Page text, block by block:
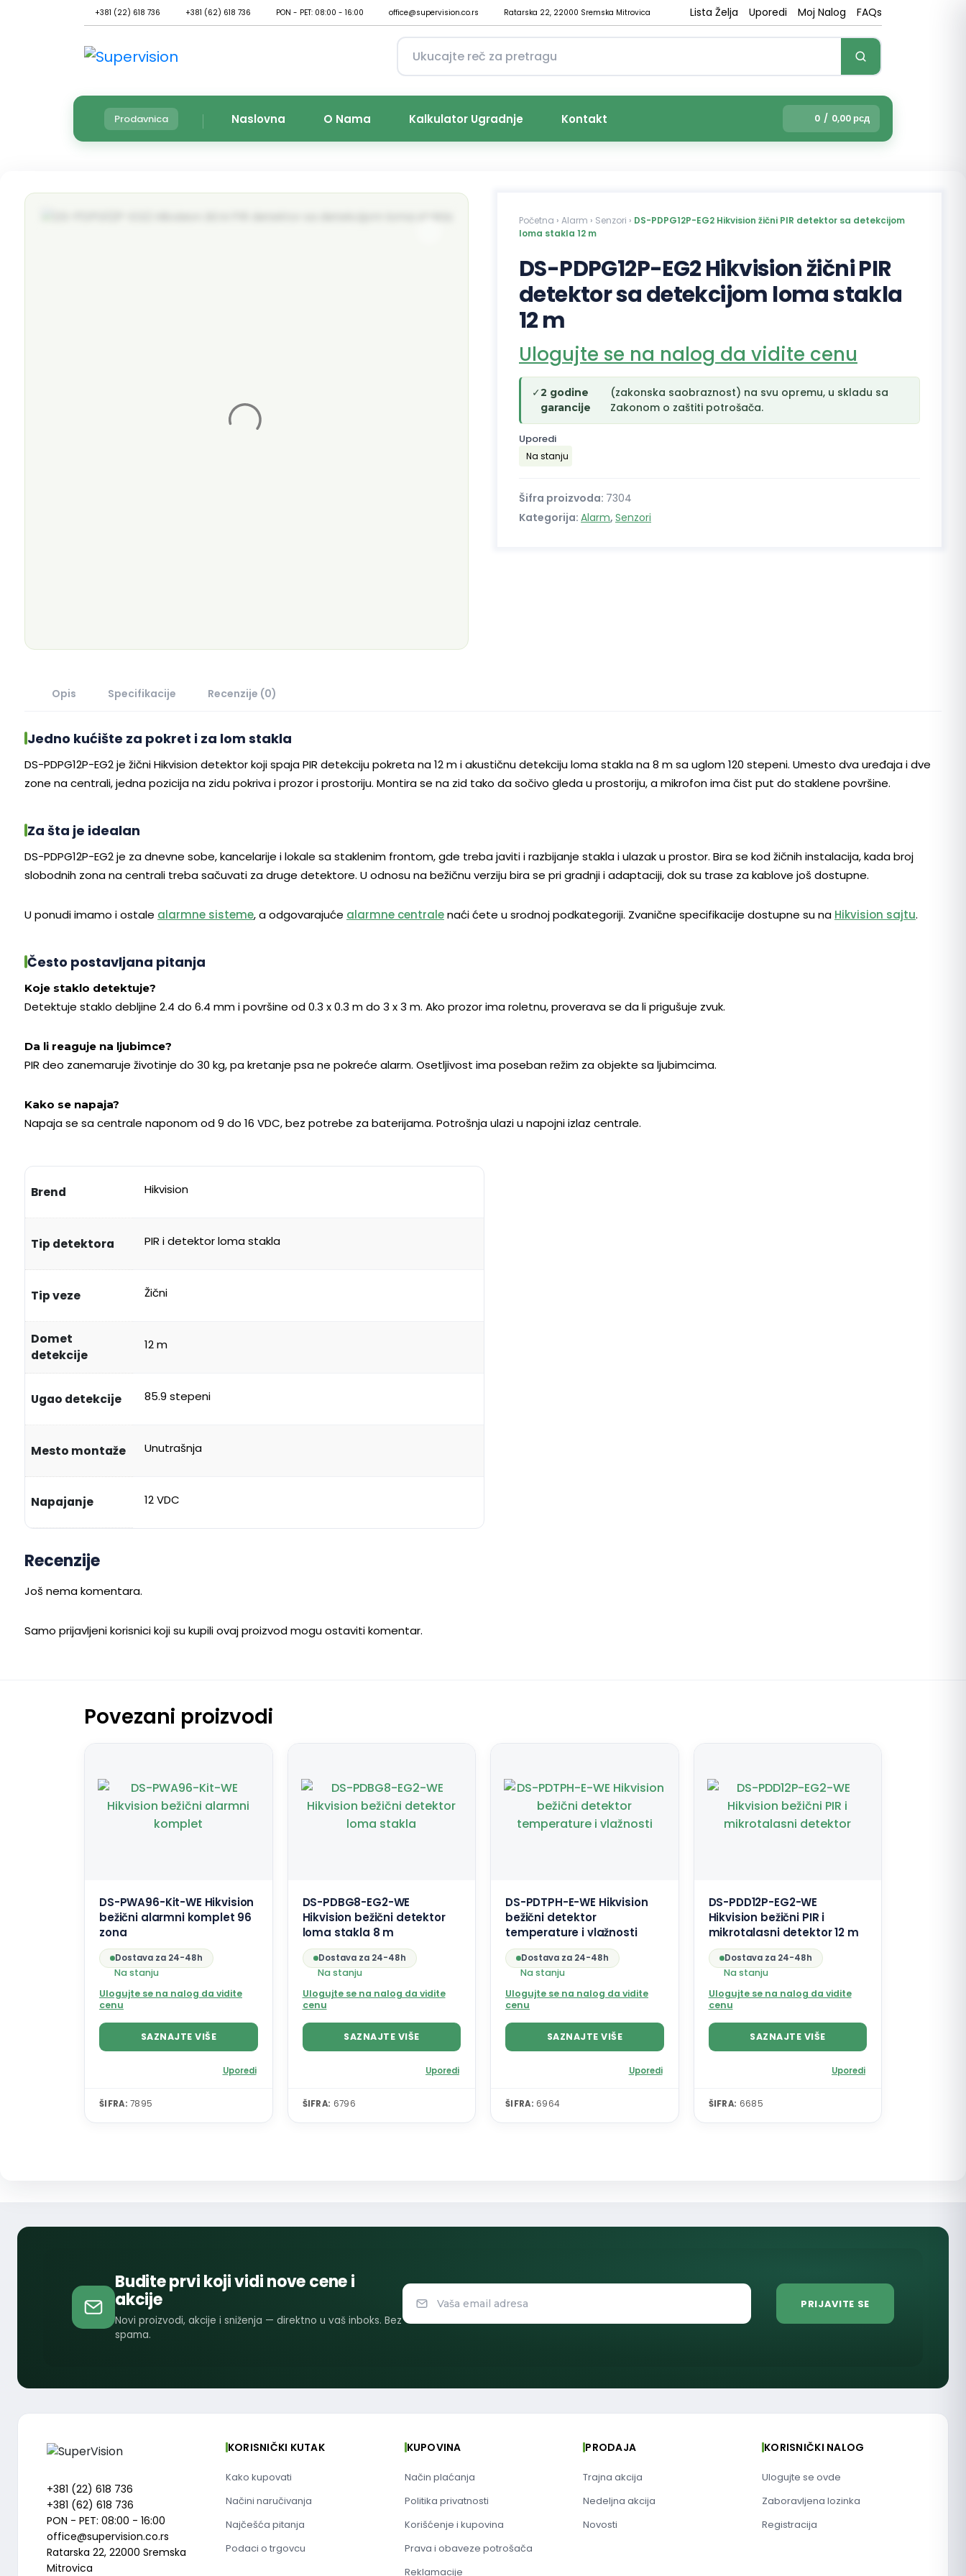
+381 (22) 618 736 +381 (62) 618 736 PON - PET: 08:00 - 16:00 office@supervision.co.rs Ratarska 22, 22000 Sremska Mitrovica Lista Želja Uporedi Moj Nalog FAQs
Prodavnica Naslovna O Nama Kalkulator Ugradnje Kontakt 0 / 0,00 рсд
Početna › Alarm › Senzori › DS-PDPG12P-EG2 Hikvision žični PIR detektor sa detekcijom
loma stakla 12 m
DS-PDPG12P-EG2 Hikvision žični PIR
detektor sa detekcijom loma stakla
12 m
Ulogujte se na nalog da vidite cenu
✓2 godine
garancije
(zakonska saobraznost) na svu opremu, u skladu sa
Zakonom o zaštiti potrošača.
Uporedi
Na stanju
Šifra proizvoda: 7304
Kategorija: Alarm, Senzori
Opis Specifikacije Recenzije (0)
Jedno kućište za pokret i za lom stakla
DS-PDPG12P-EG2 je žični Hikvision detektor koji spaja PIR detekciju pokreta na 12 m i akustičnu detekciju loma stakla na 8 m sa uglom 120 stepeni. Umesto dva uređaja i dve
zone na centrali, jedna pozicija na zidu pokriva i prozor i prostoriju. Montira se na zid tako da sočivo gleda u prostoriju, a mikrofon ima čist put do staklene površine.
Za šta je idealan
DS-PDPG12P-EG2 je za dnevne sobe, kancelarije i lokale sa staklenim frontom, gde treba javiti i razbijanje stakla i ulazak u prostor. Bira se kod žičnih instalacija, kada broj
slobodnih zona na centrali treba sačuvati za druge detektore. U odnosu na bežičnu verziju bira se pri gradnji i adaptaciji, dok su trase za kablove još dostupne.
U ponudi imamo i ostale alarmne sisteme, a odgovarajuće alarmne centralenaći ćete u srodnoj podkategoriji. Zvanične specifikacije dostupne su na Hikvision sajtu.
Često postavljana pitanja
Koje staklo detektuje?
Detektuje staklo debljine 2.4 do 6.4 mm i površine od 0.3 x 0.3 m do 3 x 3 m. Ako prozor ima roletnu, proverava se da li prigušuje zvuk.
Da li reaguje na ljubimce?
PIR deo zanemaruje životinje do 30 kg, pa kretanje psa ne pokreće alarm. Osetljivost ima poseban režim za objekte sa ljubimcima.
Kako se napaja?
Napaja se sa centrale naponom od 9 do 16 VDC, bez potrebe za baterijama. Potrošnja ulazi u napojni izlaz centrale.
Brend Hikvision
Tip detektora PIR i detektor loma stakla
Tip veze Žični
Domet
detekcije
12 m
Ugao detekcije 85.9 stepeni
Mesto montaže Unutrašnja
Napajanje 12 VDC
Recenzije
Još nema komentara.
Samo prijavljeni korisnici koji su kupili ovaj proizvod mogu ostaviti komentar.
Povezani proizvodi
DS-PWA96-Kit-WE Hikvision
bežični alarmni komplet 96
zona
Dostava za 24-48h
Na stanju
Ulogujte se na nalog da vidite
cenu
SAZNAJTE VIŠE
Uporedi
ŠIFRA: 7895
DS-PDBG8-EG2-WE
Hikvision bežični detektor
loma stakla 8 m
Dostava za 24-48h
Na stanju
Ulogujte se na nalog da vidite
cenu
SAZNAJTE VIŠE
Uporedi
ŠIFRA: 6796
DS-PDTPH-E-WE Hikvision
bežični detektor
temperature i vlažnosti
Dostava za 24-48h
Na stanju
Ulogujte se na nalog da vidite
cenu
SAZNAJTE VIŠE
Uporedi
ŠIFRA: 6964
DS-PDD12P-EG2-WE
Hikvision bežični PIR i
mikrotalasni detektor 12 m
Dostava za 24-48h
Na stanju
Ulogujte se na nalog da vidite
cenu
SAZNAJTE VIŠE
Uporedi
ŠIFRA: 6685
Budite prvi koji vidi nove cene i
akcije
Novi proizvodi, akcije i sniženja — direktno u vaš inboks. Bez
spama.
+381 (22) 618 736
+381 (62) 618 736
PON - PET: 08:00 - 16:00
office@supervision.co.rs
Ratarska 22, 22000 Sremska
Mitrovica
KORISNIČKI KUTAK
Kako kupovati
Načini naručivanja
Najčešća pitanja
Podaci o trgovcu
KUPOVINA
Način plaćanja
Politika privatnosti
Korišćenje i kupovina
Prava i obaveze potrošača
Reklamacije
PRODAJA
Trajna akcija
Nedeljna akcija
Novosti
KORISNIČKI NALOG
Ulogujte se ovde
Zaboravljena lozinka
Registracija